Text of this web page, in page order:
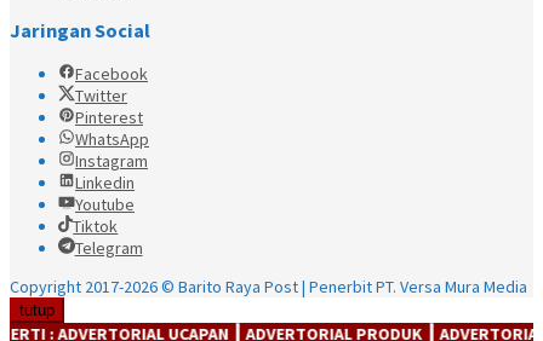
Jaringan Social
Facebook
Twitter
Pinterest
WhatsApp
Instagram
Linkedin
Youtube
Tiktok
Telegram
Copyright 2017-2026 © Barito Raya Post | Penerbit PT. Versa Mura Media
tutup
UCAPAN ┃ ADVERTORIAL PRODUK ┃ ADVERTORIAl